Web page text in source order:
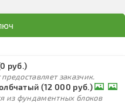
руб.)
заказчик.
(12 000 руб.)
из фундаментных блоков